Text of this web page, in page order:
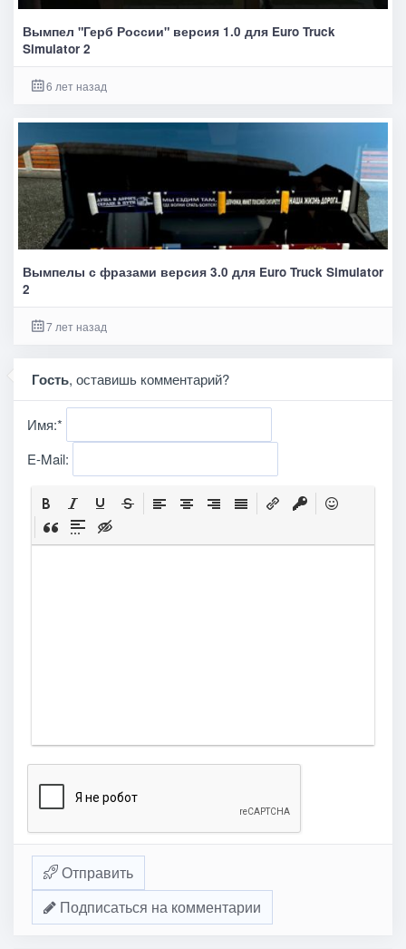
Вымпел "Герб России" версия 1.0 для Euro Truck
Simulator 2
6 лет назад
Вымпелы с фразами версия 3.0 для Euro Truck Simulator
2
7 лет назад
Гость, оставишь комментарий?
Имя:*
E-Mail:
Отправить
Подписаться на комментарии